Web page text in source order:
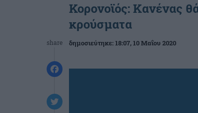
share
Κορονοϊός: Κανένας
κρούσματα
δημοσιεύτηκε:18:07, 10 Μαΐου 2020